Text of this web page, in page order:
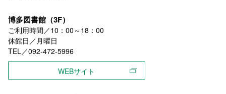
博多図書館（3F）
ご利用時間／10：00～18：00
休館日／月曜日
TEL／092-472-5996
WEBサイト